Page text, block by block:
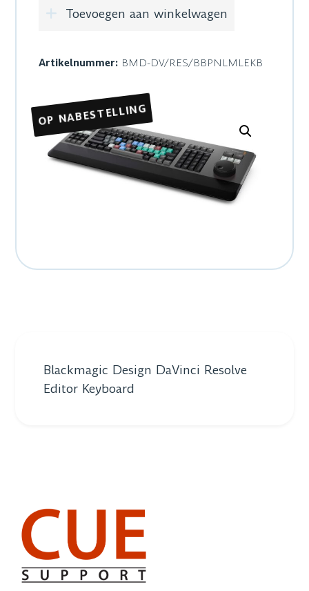
Toevoegen aan winkelwagen
Artikelnummer: BMD-DV/RES/BBPNLMLEKB
OP NABESTELLING
Blackmagic Design DaVinci Resolve
Editor Keyboard